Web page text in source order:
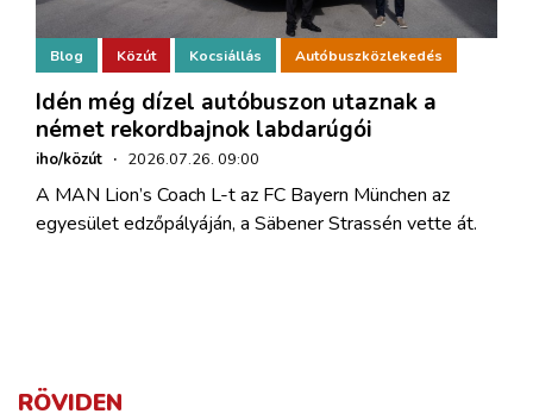
Blog Közút Kocsiállás Autóbuszközlekedés
Idén még dízel autóbuszon utaznak a
német rekordbajnok labdarúgói
iho/közút · 2026.07.26. 09:00
A MAN Lion’s Coach L-t az FC Bayern München az
egyesület edzőpályáján, a Säbener Strassén vette át.
RÖVIDEN